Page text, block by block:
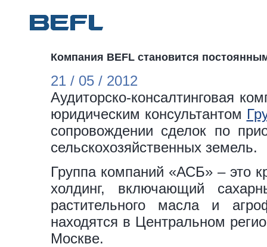
Компания BEFL становится
21 / 05 / 2012
Аудиторско-консалтинговая
юридическим консультантом
сопровождении сделок по
сельскохозяйственных земель.
Группа компаний «АСБ» – это
холдинг, включающий
растительного масла и
находятся в Центральном
Москве.